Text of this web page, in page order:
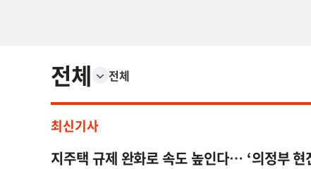
전체 전체
최신기사
지주택 규제 완화로 속도 높인다… ‘의정부 현